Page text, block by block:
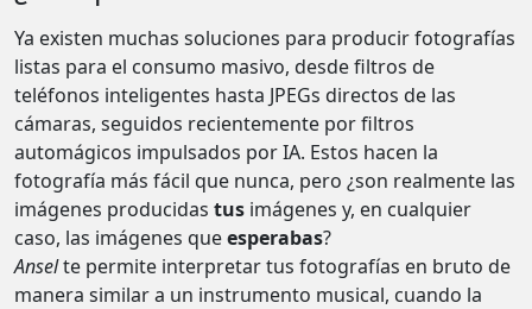
Ya existen muchas soluciones para producir fotografías
listas para el consumo masivo, desde filtros de
teléfonos inteligentes hasta JPEGs directos de las
cámaras, seguidos recientemente por filtros
automágicos impulsados por IA. Estos hacen la
fotografía más fácil que nunca, pero ¿son realmente las
imágenes producidas tus imágenes y, en cualquier
caso, las imágenes queesperabas?
Anselte permite interpretar tus fotografías en bruto de
manera similar a un instrumento musical, cuando la